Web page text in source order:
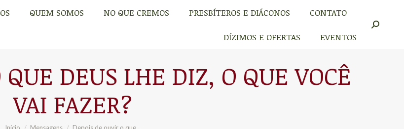
QUEM SOMOS NO QUE CREMOS PRESBÍTEROS E DIÁCONOS CONTATO
DÍZIMOS E OFERTAS EVENTOS
Buscar
DEUS LHE DIZ, O QUE VOCÊ
VAI FAZER?
Você está aqui:
QUEM SOMOS NO QUE CREMOS PRESBÍTEROS E DIÁCONOS
CONTATO
DÍZIMOS E OFERTAS
Buscar